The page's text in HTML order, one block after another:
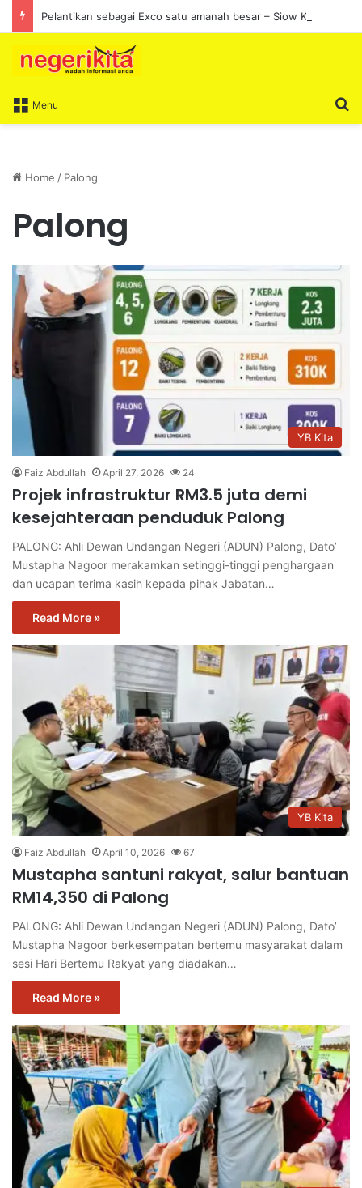
Menu
Home / Palong
Palong
YB Kita
Faiz Abdullah April 27, 2026 24
Projek infrastruktur RM3.5 juta demi
kesejahteraan penduduk Palong
PALONG: Ahli Dewan Undangan Negeri (ADUN) Palong, Dato’
Mustapha Nagoor merakamkan setinggi-tinggi penghargaan
dan ucapan terima kasih kepada pihak Jabatan…
Read More »
YB Kita
Faiz Abdullah April 10, 2026 67
Mustapha santuni rakyat, salur bantuan
RM14,350 di Palong
PALONG: Ahli Dewan Undangan Negeri (ADUN) Palong, Dato’
Mustapha Nagoor berkesempatan bertemu masyarakat dalam
sesi Hari Bertemu Rakyat yang diadakan…
Read More »